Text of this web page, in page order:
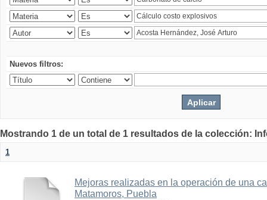
Nuevos filtros:
Mostrando 1 de un total de 1 resultados de la colección:
1
Mejoras realizadas en la operación de una
Matamoros, Puebla